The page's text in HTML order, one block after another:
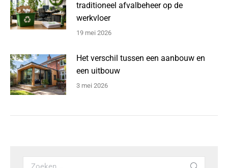
traditioneel afvalbeheer op de
werkvloer
19 mei 2026
Het verschil tussen een aanbouw en
een uitbouw
3 mei 2026
Search: